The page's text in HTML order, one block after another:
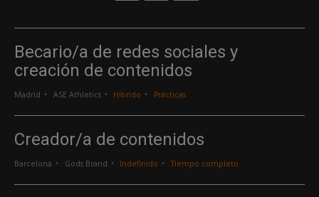
Becario/a de redes sociales y
creación de contenidos
Madrid ASE Athletics Híbrido Prácticas
Creador/a de contenidos
Barcelona Gods Brand Indefinido Tiempo completo